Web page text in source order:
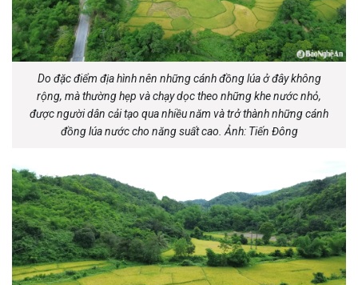
Do đặc điểm địa hình nên những cánh đồng lúa ở đây không
rộng, mà thường hẹp và chạy dọc theo những khe nước nhỏ,
được người dân cải tạo qua nhiều năm và trở thành những cánh
đồng lúa nước cho năng suất cao. Ảnh: Tiến Đông